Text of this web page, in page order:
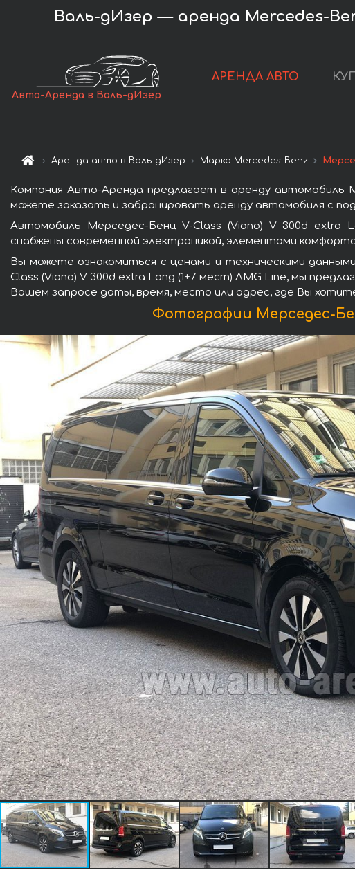
Валь-дИзер — аренда Mercedes-
Авто-Аренда в Валь-дИзер
АРЕНДА АВТО
Аренда авто в Валь-дИзер Марка Mercedes-Benz
Компания Авто-Аренда предлагает в аренду автомобиль
можете заказать и забронировать аренду автомобиля с
Автомобиль Мерседес-Бенц V-Class (Viano) V 300d extra
снабжены современной электроникой, элементами
Вы можете ознакомиться с ценами и техническими
Class (Viano) V 300d extra Long (1+7 мест) AMG Line, мы
Вашем запросе даты, время, место или адрес, где Вы
Фотографии Мерседес-